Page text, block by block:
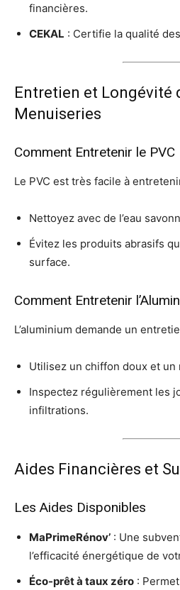
financières.
CEKAL : Certifie la qualité
Entretien et Longévité
Menuiseries
Comment Entretenir le PVC
Le PVC est très facile à
Nettoyez avec de l’eau
Évitez les produits abrasifs
surface.
Comment Entretenir
L’aluminium demande un
Utilisez un chiffon doux et
Inspectez régulièrement les
infiltrations.
Aides Financières et
Les Aides Disponibles
MaPrimeRénov’ : Une
l’efficacité énergétique de
Éco-prêt à taux zéro :